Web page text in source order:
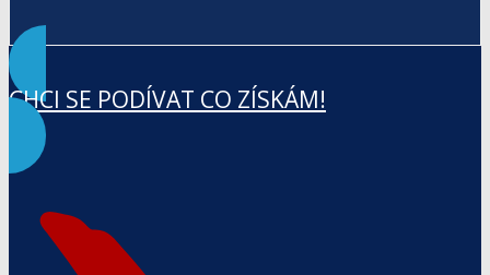
CHCI SE PODÍVAT CO ZÍSKÁM!